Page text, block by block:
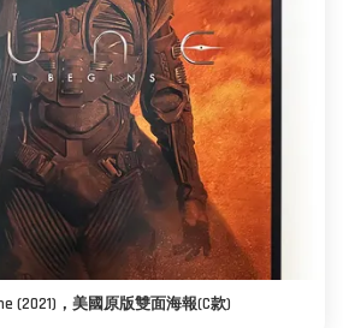
(2021)，美國原版雙面海報(C款)